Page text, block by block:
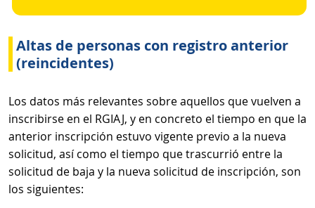
Altas de personas con registro anterior
(reincidentes)
Los datos más relevantes sobre aquellos que vuelven a
inscribirse en el RGIAJ, y en concreto el tiempo en que la
anterior inscripción estuvo vigente previo a la nueva
solicitud, así como el tiempo que trascurrió entre la
solicitud de baja y la nueva solicitud de inscripción, son
los siguientes: